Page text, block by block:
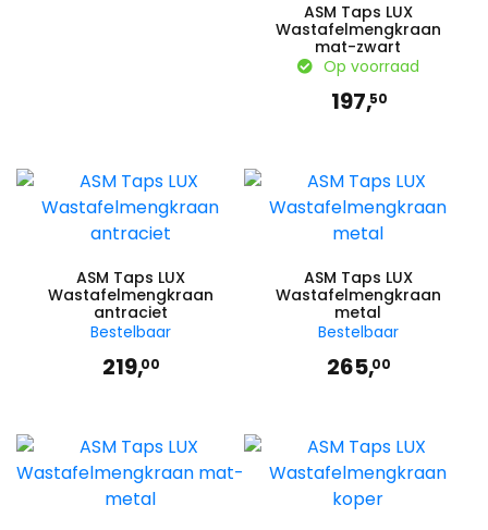
ASM Taps LUX
Wastafelmengkraan
mat-zwart
Op voorraad
197,50
ASM Taps LUX
Wastafelmengkraan
antraciet
Bestelbaar
219,00
ASM Taps LUX
Wastafelmengkraan
metal
Bestelbaar
265,00